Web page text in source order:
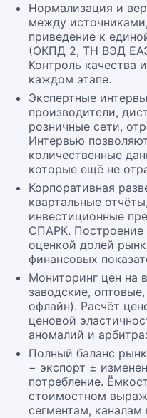
Нормализация и
между
приведение к
(ОКПД 2, ТН ВЭД
Контроль качества
каждом этапе.
Экспертные
производители,
розничные сети,
Интервью
количественные
которые ещё не
Корпоративная
квартальные
инвестиционные
СПАРК. Построение
оценкой долей
финансовых
Мониторинг цен на
заводские,
офлайн). Расчёт
ценовой
аномалий и
Полный баланс
− экспорт ±
потребление.
стоимостном
сегментам, каналам